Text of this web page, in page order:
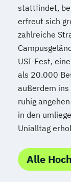
South-
Sozial-
Space
Sport-
stattfindet,
erfreut sich
zahlreiche
USI-Fest,
als 20.000
außerdem
ruhig
in den
Unialltag
Alle